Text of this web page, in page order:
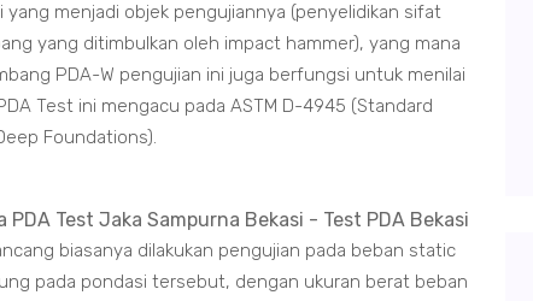
menjadi objek pengujiannya (penyelidikan sifat
yang ditimbulkan oleh impact hammer), yang mana
PDA-W pengujian ini juga berfungsi untuk menilai
Test ini mengacu pada ASTM D-4945 (Standard
Foundations).
biasanya dilakukan pengujian pada beban static
pada pondasi tersebut, dengan ukuran berat beban